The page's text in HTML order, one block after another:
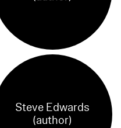
Steve Edwards
(author)